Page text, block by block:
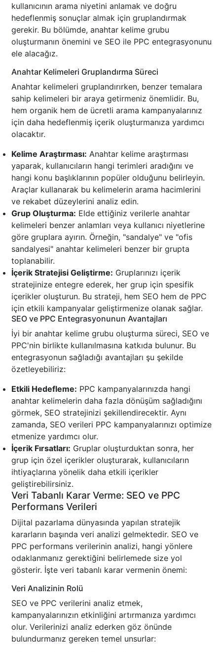
kullanıcının arama niyetini anlamak ve doğru
hedeflenmiş sonuçlar almak için gruplandırmak
gerekir. Bu bölümde, anahtar kelime grubu
oluşturmanın önemini ve SEO ile PPC entegrasyonunu
ele alacağız.
Anahtar Kelimeleri Gruplandırma Süreci
Anahtar kelimeleri gruplandırırken, benzer temalara
sahip kelimeleri bir araya getirmeniz önemlidir. Bu,
hem organik hem de ücretli arama kampanyalarınız
için daha hedeflenmiş içerik oluşturmanıza yardımcı
olacaktır.
Kelime Araştırması: Anahtar kelime araştırması
yaparak, kullanıcıların hangi terimleri aradığını ve
hangi konu başlıklarının popüler olduğunu belirleyin.
Araçlar kullanarak bu kelimelerin arama hacimlerini
ve rekabet düzeylerini analiz edin.
Grup Oluşturma: Elde ettiğiniz verilerle anahtar
kelimeleri benzer anlamları veya kullanıcı niyetlerine
göre gruplara ayırın. Örneğin, "sandalye" ve "ofis
sandalyesi" anahtar kelimeleri benzer bir grupta
toplanabilir.
İçerik Stratejisi Geliştirme: Gruplarınızı içerik
stratejinize entegre ederek, her grup için spesifik
içerikler oluşturun. Bu strateji, hem SEO hem de PPC
için etkili kampanyalar geliştirmenize olanak sağlar.
SEO ve PPC Entegrasyonunun Avantajları
İyi bir anahtar kelime grubu oluşturma süreci, SEO ve
PPC'nin birlikte kullanılmasına katkıda bulunur. Bu
entegrasyonun sağladığı avantajları şu şekilde
özetleyebiliriz:
Etkili Hedefleme: PPC kampanyalarınızda hangi
anahtar kelimelerin daha fazla dönüşüm sağladığını
görmek, SEO stratejinizi şekillendirecektir. Aynı
zamanda, SEO verileri PPC kampanyalarınızı optimize
etmenize yardımcı olur.
İçerik Fırsatları: Gruplar oluşturduktan sonra, her
grup için özel içerikler oluşturarak, kullanıcıların
ihtiyaçlarına yönelik daha etkili içerikler
geliştirebilirsiniz.
Veri Tabanlı Karar Verme: SEO ve PPC
Performans Verileri
Dijital pazarlama dünyasında yapılan stratejik
kararların başında veri analizi gelmektedir. SEO ve
PPC performans verilerinin analizi, hangi yönlere
odaklanmanız gerektiğini belirlemede size yol
gösterir. İşte veri tabanlı karar vermenin önemi:
Veri Analizinin Rolü
SEO ve PPC verilerini analiz etmek,
kampanyalarınızın etkinliğini artırmanıza yardımcı
olur. Verilerinizi analiz ederken göz önünde
bulundurmanız gereken temel unsurlar: